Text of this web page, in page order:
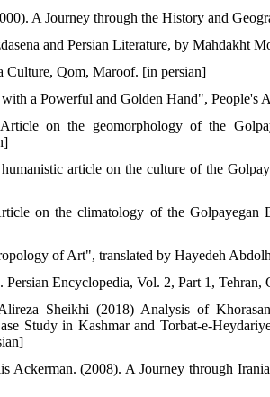
A Journey through the History and
and Persian Literature, by Mahdakht
Culture, Qom, Maroof. [in persian]
a Powerful and Golden Hand", People's
on the geomorphology of the
article on the culture of the
on the climatology of the Golpayegan
of Art", translated by Hayedeh
Encyclopedia, Vol. 2, Part 1, Tehran,
Sheikhi (2018) Analysis of
Study in Kashmar and Torbat-e-
Ackerman. (2008). A Journey through